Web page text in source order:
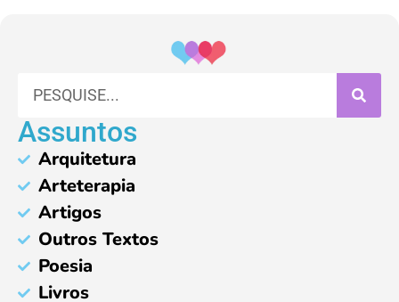
Assuntos
Arquitetura
Arteterapia
Artigos
Outros Textos
Poesia
Livros